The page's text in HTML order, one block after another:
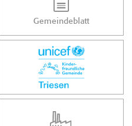
Gemeindeblatt